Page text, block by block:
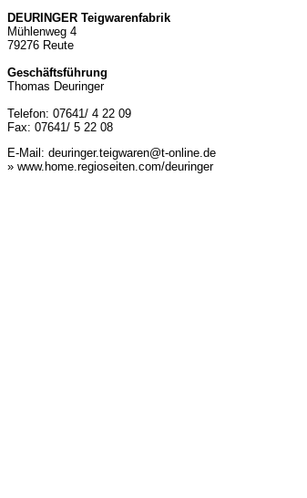
DEURINGER Teigwarenfabrik
Mühlenweg 4
79276 Reute
Geschäftsführung
Thomas Deuringer
Telefon: 07641/ 4 22 09
Fax: 07641/ 5 22 08
E-Mail: deuringer.teigwaren@t-online.de
» www.home.regioseiten.com/deuringer